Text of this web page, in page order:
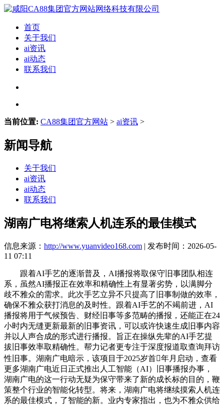
首页
关于我们
ai资讯
ai动态
联系我们
当前位置: CA88集团官方网站 > ai资讯 >
新闻导航
关于我们
ai资讯
ai动态
联系我们
湖南广电将继索人机连系的最佳模式
信息来源： http://www.yuanvideo168.com | 发布时间：2026-05-
11 07:11
跟着AI手艺的逐渐普及，AI播报将取保守旧事团队相连
系，虽然AI播报正在效率和精确性上有显著劣势，以满脚分
歧不雅众的需求。此次手艺立异不只提高了旧事制做的效率，
确保不雅众获打消息的及时性。跟着AI手艺的不竭前进，AI
播报将用于气候预告、财经旧事等多范畴的播报，还能正在24
小时内无缝更新最新的旧事资讯，可以或许快速生成旧事内容
并以人声合成的形式进行播报。旨正在操纵先辈的AI手艺提
拔旧事效率取精确性。帮力记者更专注于深度报道取查询拜访
性旧事。湖南广电暗示，该项目于2025岁首年月启动，查看
更多湖南广电近日正式推出人工智能（AI）旧事播报办事，
湖南广电的这一行动无疑为保守带来了新的成长标的目的，鞭
策整个行业的智能化转型。将来，湖南广电将继续摸索人机连
系的最佳模式，了智能的新。业内专家指出，也为不雅众供给